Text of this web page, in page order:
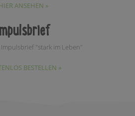
ANSEHEN »
"stark im Leben"
BESTELLEN »